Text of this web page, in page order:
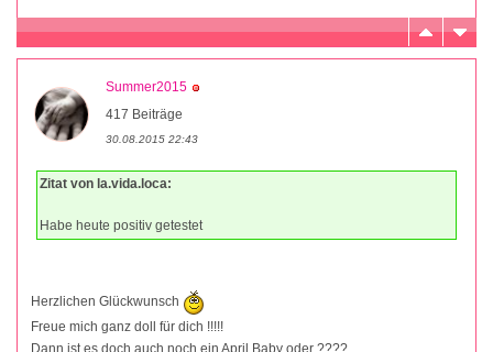
Summer2015
417 Beiträge
30.08.2015 22:43
Zitat von la.vida.loca:
Habe heute positiv getestet
Herzlichen Glückwunsch
Freue mich ganz doll für dich !!!!!
Dann ist es doch auch noch ein April Baby oder ????